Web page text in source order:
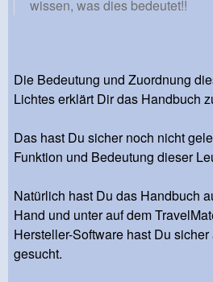
wissen, was dies bedeutet!!
Die Bedeutung und Zuordnung
Lichtes erklärt Dir das Handbuch
Das hast Du sicher noch nicht
Funktion und Bedeutung dieser
Natürlich hast Du das Handbuch
Hand und unter auf dem
Hersteller-Software hast Du
gesucht.